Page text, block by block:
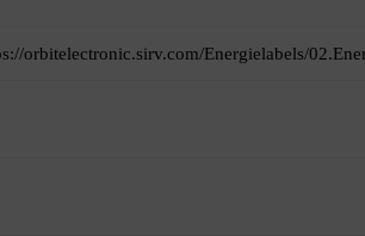
orbitelectronic.sirv.com/Energielabels/